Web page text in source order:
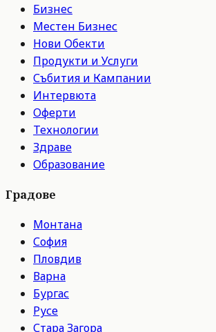
Бизнес
Местен Бизнес
Нови Обекти
Продукти и Услуги
Събития и Кампании
Интервюта
Оферти
Технологии
Здраве
Образование
Градове
Монтана
София
Пловдив
Варна
Бургас
Русе
Стара Загора